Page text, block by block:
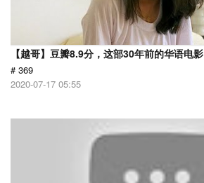
【越哥】豆瓣8.9分，这部30年前的华语电
# 369
2020-07-17 05:55